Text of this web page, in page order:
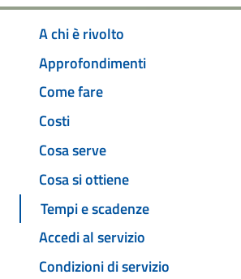
A chi è rivolto
Approfondimenti
Come fare
Costi
Cosa serve
Cosa si ottiene
Tempi e scadenze
Accedi al servizio
Condizioni di servizio